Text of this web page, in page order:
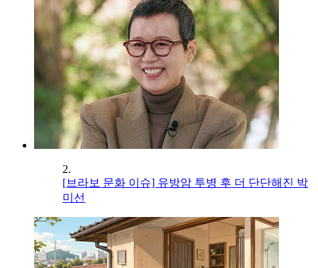
2.
[브라보 문화 이슈] 유방암 투병 후 더 단단해진 박
미선